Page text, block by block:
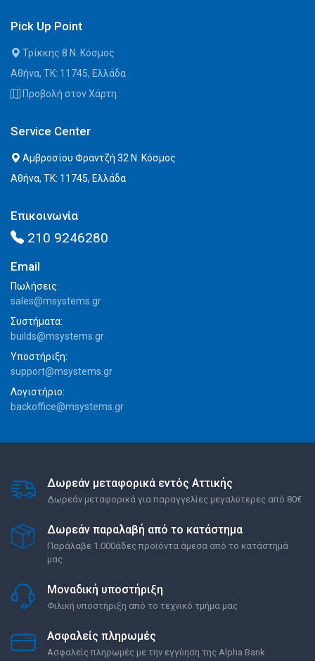
Pick Up Point
Τρίκκης 8 Ν. Κόσμος
Αθήνα, ΤΚ: 11745, Ελλάδα
Προβολή στον Χάρτη
Service Center
Αμβροσίου Φραντζή 32 Ν. Κόσμος
Αθήνα, ΤΚ: 11745, Ελλάδα
Επικοινωνία
210 9246280
Email
Πωλήσεις:
sales@msystems.gr
Συστήματα:
builds@msystems.gr
Υποστήριξη:
support@msystems.gr
Λογιστήριο:
backoffice@msystems.gr
Δωρεάν μεταφορικά εντός Αττικής
Δωρεάν μεταφορικά για παραγγελίες μεγαλύτερες από 80€
Δωρεάν παραλαβή από το κατάστημα
Παράλαβε 1.000άδες προϊόντα άμεσα από το κατάστημά
μας
Μοναδική υποστήριξη
Φιλική υποστήριξη από το τεχνικό τμήμα μας
Ασφαλείς πληρωμές
Ασφαλείς πληρωμές με την εγγύηση της Alpha Bank